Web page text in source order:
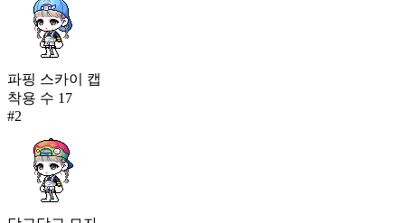
파핑 스카이 캡
착용 수 17
#2